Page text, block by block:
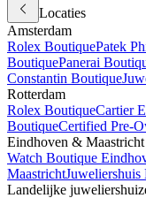
Locaties
Amsterdam
Rolex BoutiquePatek
BoutiquePanerai
Constantin Boutique
Rotterdam
Rolex BoutiqueCartier
BoutiqueCertified Pre-
Eindhoven & Maastricht
Watch Boutique
MaastrichtJuweliershuis
Landelijke